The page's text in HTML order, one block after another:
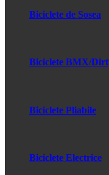
Biciclete de Sosea
Biciclete BMX/Dirt
Biciclete Pliabile
Biciclete Electrice